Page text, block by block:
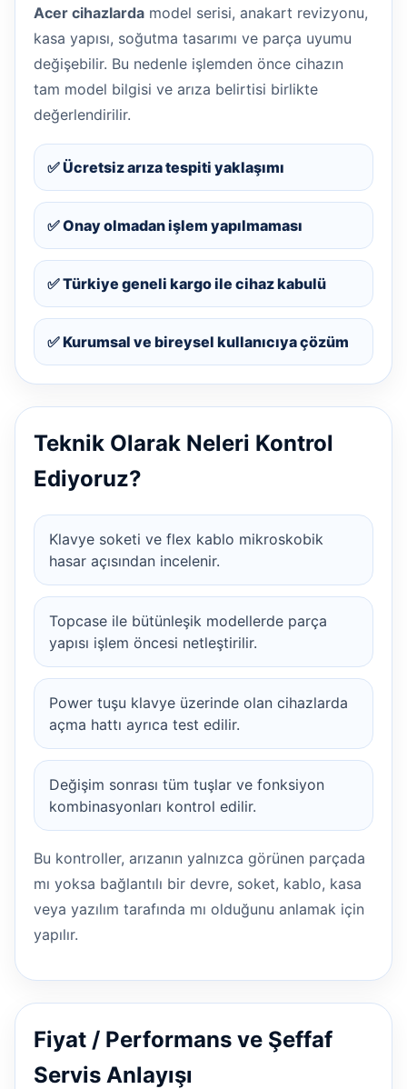
Acer cihazlarda model serisi, anakart revizyonu,
kasa yapısı, soğutma tasarımı ve parça uyumu
değişebilir. Bu nedenle işlemden önce cihazın
tam model bilgisi ve arıza belirtisi birlikte
değerlendirilir.
✅ Ücretsiz arıza tespiti yaklaşımı
✅ Onay olmadan işlem yapılmaması
✅ Türkiye geneli kargo ile cihaz kabulü
✅ Kurumsal ve bireysel kullanıcıya çözüm
Teknik Olarak Neleri Kontrol
Ediyoruz?
Klavye soketi ve flex kablo mikroskobik
hasar açısından incelenir.
Topcase ile bütünleşik modellerde parça
yapısı işlem öncesi netleştirilir.
Power tuşu klavye üzerinde olan cihazlarda
açma hattı ayrıca test edilir.
Değişim sonrası tüm tuşlar ve fonksiyon
kombinasyonları kontrol edilir.
Bu kontroller, arızanın yalnızca görünen parçada
mı yoksa bağlantılı bir devre, soket, kablo, kasa
veya yazılım tarafında mı olduğunu anlamak için
yapılır.
Fiyat / Performans ve Şeffaf
Servis Anlayışı